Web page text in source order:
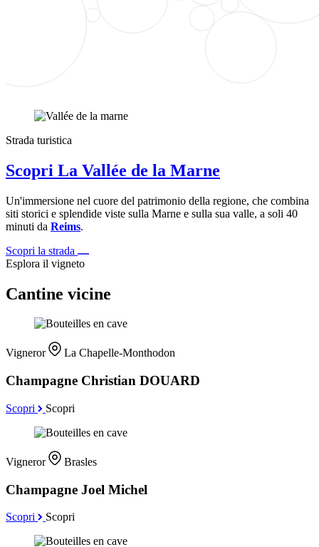
Strada turistica
Scopri La Vallée de la Marne
Un'immersione nel cuore del patrimonio della regione, che combina
siti storici e splendide viste sulla Marne e sulla sua valle, a soli 40
minuti da Reims.
Scopri la strada
Esplora il vigneto
Cantine vicine
Vigneror La Chapelle-Monthodon
Champagne Christian DOUARD
Scopri Scopri
Vigneror Brasles
Champagne Joel Michel
Scopri Scopri